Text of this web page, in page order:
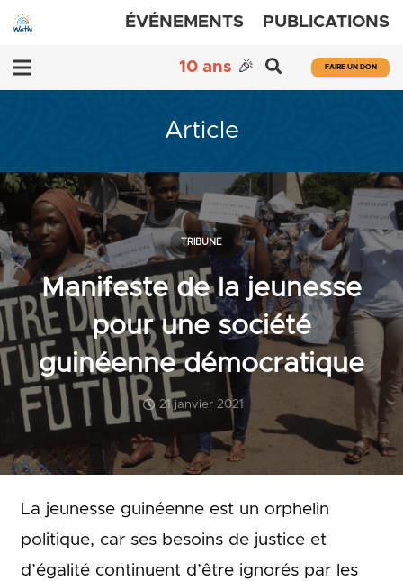
ÉVÉNEMENTS PUBLICATIONS
10 ans 🎉 FAIRE UN DON
Article
Manifeste de la jeunesse
pour une société
guinéenne démocratique
21 janvier 2021
TRIBUNE
La jeunesse guinéenne est un orphelin
politique, car ses besoins de justice et
d’égalité continuent d’être ignorés par les